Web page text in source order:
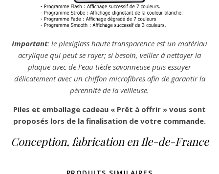
Important: le plexiglass haute transparence est un matériau
acrylique qui peut se rayer; si besoin, veiller à nettoyer la
plaque avec de l’eau tiède savonneuse puis essuyer
délicatement avec un chiffon microfibres afin de garantir la
pérennité de la veilleuse.
Piles et emballage cadeau « Prêt à offrir » vous sont
proposés lors de la finalisation de votre commande.
Conception, fabrication en Ile-de-France